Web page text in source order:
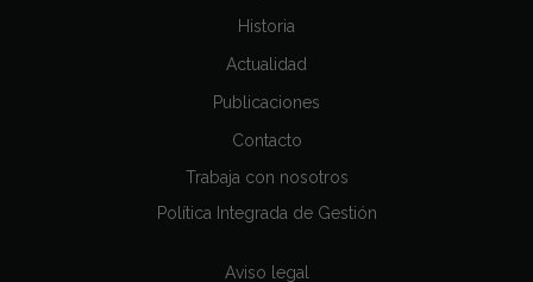
Historia
Actualidad
Publicaciones
Contacto
Trabaja con nosotros
Política Integrada de Gestión
Aviso legal